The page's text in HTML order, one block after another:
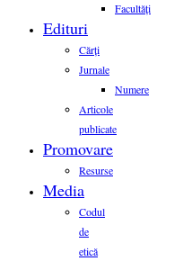
Facultăți
Edituri
Cărți
Jurnale
Numere
Articole
publicate
Promovare
Resurse
Media
Codul
de
etică